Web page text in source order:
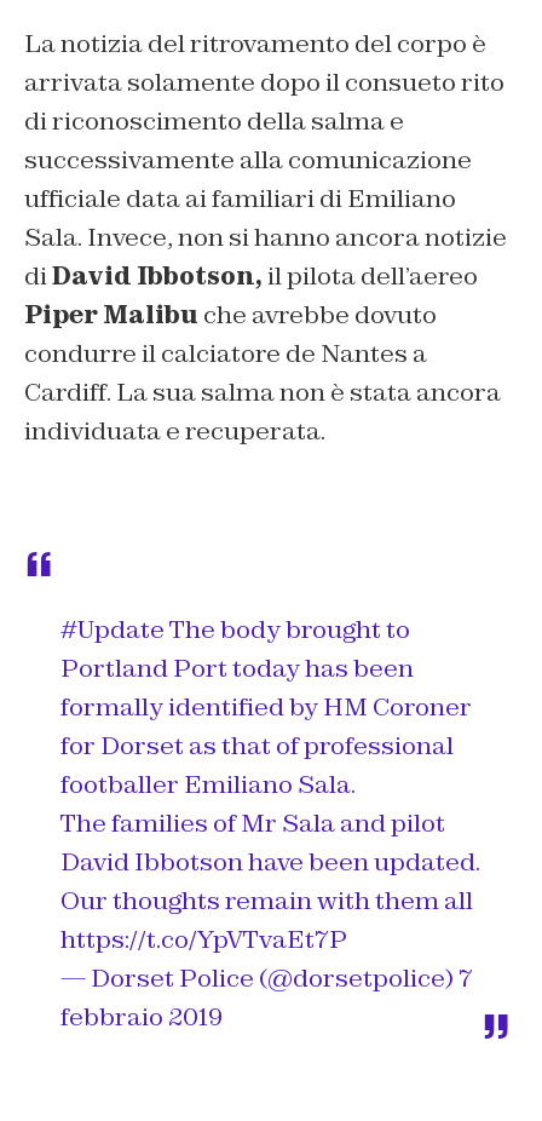
La notizia del ritrovamento del corpo è
arrivata solamente dopo il consueto rito
di riconoscimento della salma e
successivamente alla comunicazione
ufficiale data ai familiari di Emiliano
Sala. Invece, non si hanno ancora notizie
diDavid Ibbotson,il pilota dell’aereo
Piper Malibu che avrebbe dovuto
condurre il calciatore de Nantes a
Cardiff. La sua salma non è stata ancora
individuata e recuperata.
#UpdateThe body brought to
Portland Port today has been
formally identified by HM Coroner
for Dorset as that of professional
footballer Emiliano Sala.
The families of Mr Sala and pilot
David Ibbotson have been updated.
Our thoughts remain with them all
https://t.co/YpVTvaEt7P
— Dorset Police (@dorsetpolice) 7
febbraio 2019